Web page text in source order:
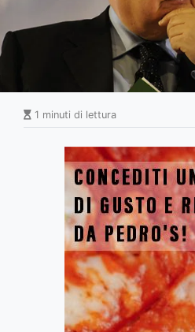
1 minuti di lettura